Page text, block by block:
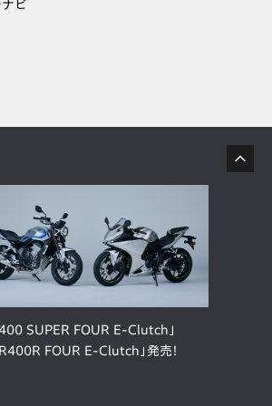
ビ
SUPER FOUR E-Clutch」
FOUR E-Clutch」発売！